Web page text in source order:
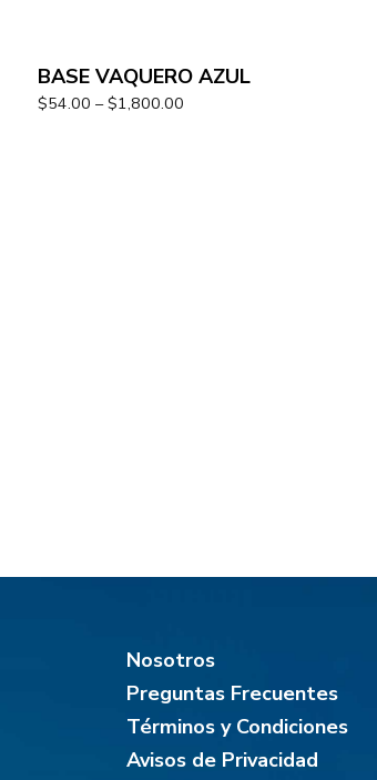
BASE VAQUERO AZUL
$54.00 – $1,800.00
Nosotros
Preguntas Frecuentes
Términos y Condiciones
Avisos de Privacidad